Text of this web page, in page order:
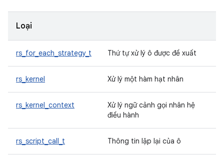
Loại
rs_for_each_strategy_t Thứ tự xử lý ô được đề xuất
rs_kernel Xử lý một hàm hạt nhân
rs_kernel_context
Xử lý ngữ cảnh gọi nhân hệ
điều hành
rs_script_call_t Thông tin lặp lại của ô